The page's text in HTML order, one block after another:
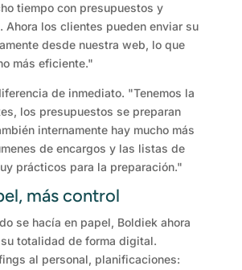
tiempo con presupuestos y
Ahora los clientes pueden enviar su
desde nuestra web, lo que
más eficiente."
de inmediato. "Tenemos la
los presupuestos se preparan
internamente hay mucho más
de encargos y las listas de
prácticos para la preparación."
más control
se hacía en papel, Boldiek ahora
totalidad de forma digital.
al personal, planificaciones: